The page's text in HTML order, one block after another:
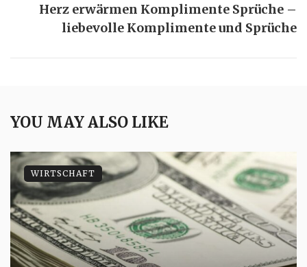
Herz erwärmen Komplimente Sprüche –
liebevolle Komplimente und Sprüche
YOU MAY ALSO LIKE
WIRTSCHAFT